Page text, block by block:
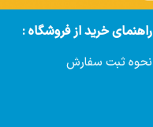
راهنمای خرید از فروشگاه :
نحوه ثبت سفارش